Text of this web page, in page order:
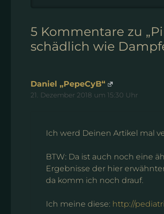
5 Kommentare zu
schädlich wie
Daniel „PepeCyB“
21. Dezember 2018 um 15:30 Uhr
Ich werd Deinen Artikel mal
BTW: Da ist auch noch eine
Ergebnisse der hier
da komm ich noch drauf.
Ich meine diese: http://